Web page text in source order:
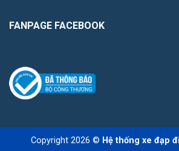
FANPAGE FACEBOOK
Copyright 2026 © Hệ thống xe đạp